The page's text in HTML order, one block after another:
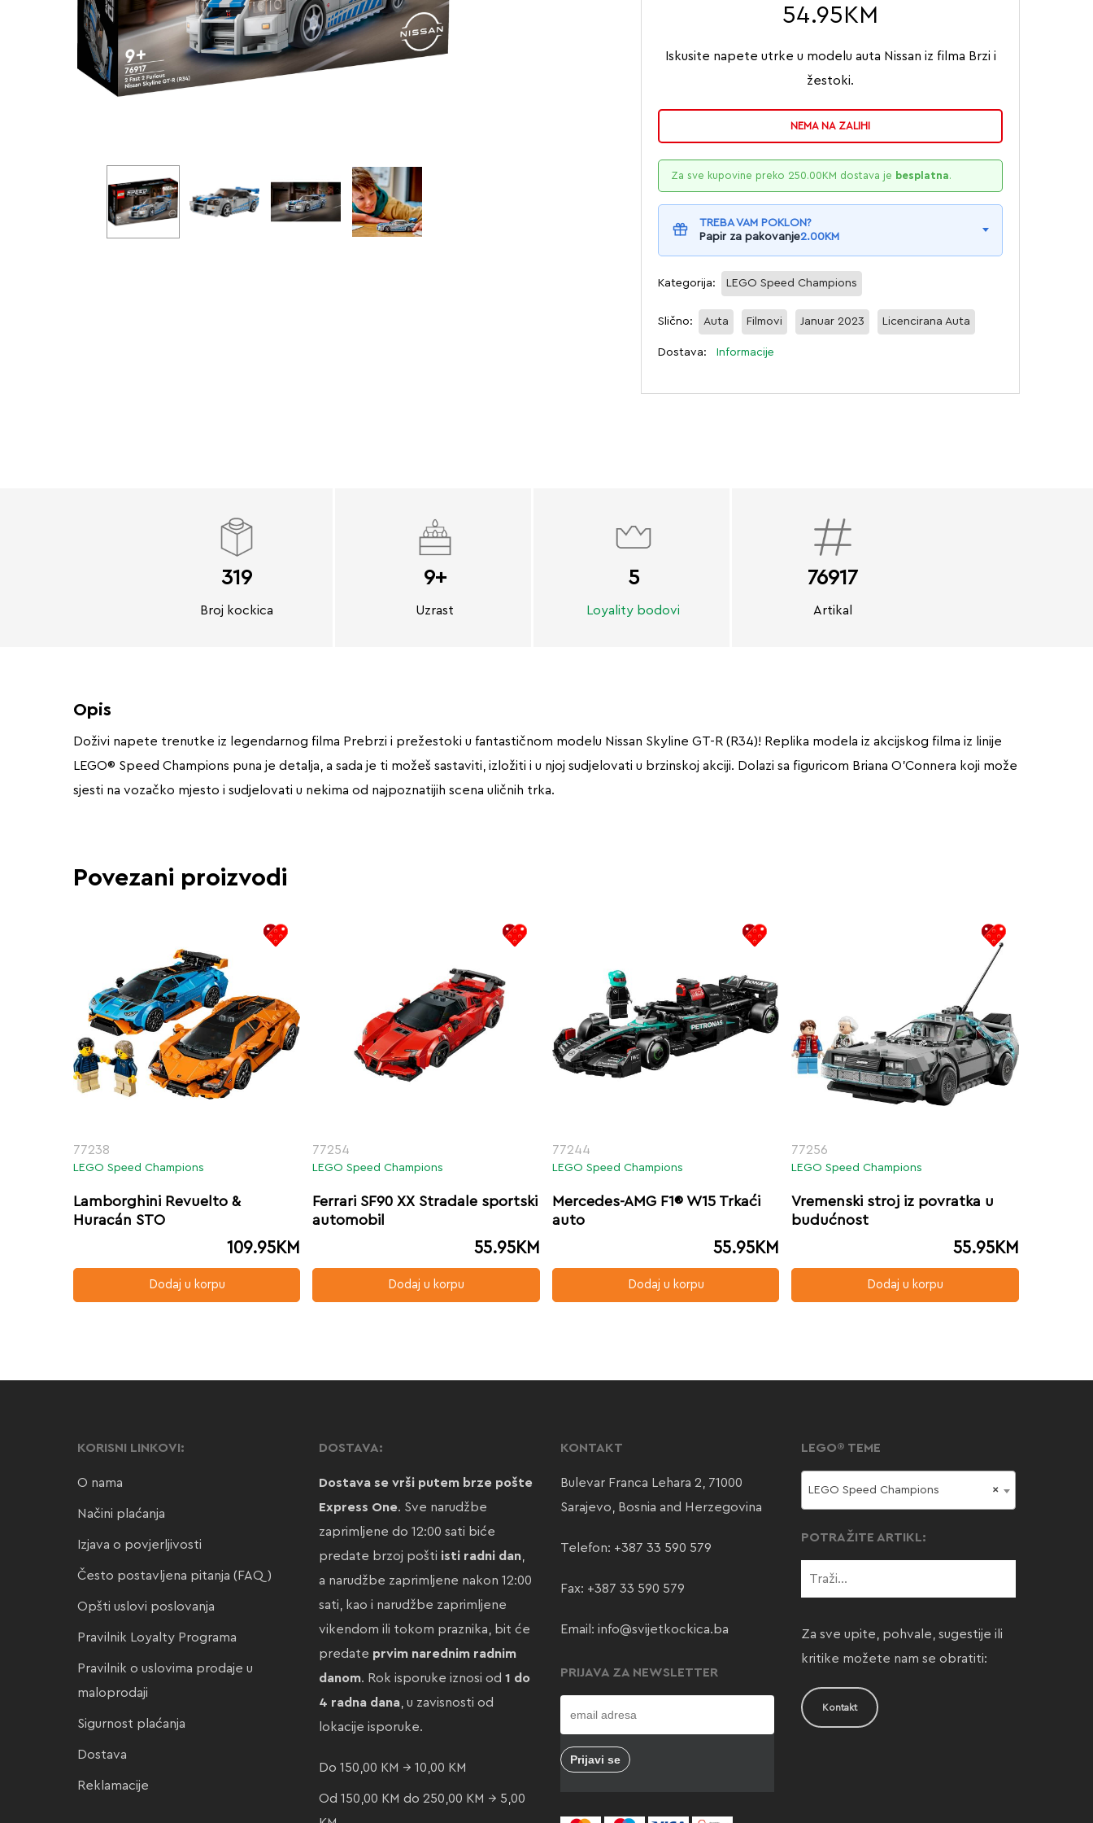
54.95 KM
Iskusite napete utrke u modelu auta Nissan iz filma Brzi i
žestoki.
NEMA NA ZALIHI
Za sve kupovine preko 250.00KM dostava je besplatna.
TREBA VAM POKLON?
Papir za pakovanje2.00KM
Kategorija: LEGO Speed Champions
Slično: Auta Filmovi Januar 2023 Licencirana Auta
Dostava: Informacije
319
Broj kockica
9+
Uzrast
5
Loyality bodovi
76917
Artikal
Opis
Doživi napete trenutke iz legendarnog filma Prebrzi i prežestoki u fantastičnom modelu Nissan Skyline GT-R (R34)! Replika modela iz akcijskog filma iz linije
LEGO® Speed Champions puna je detalja, a sada je ti možeš sastaviti, izložiti i u njoj sudjelovati u brzinskoj akciji. Dolazi sa figuricom Briana O’Connera koji može
sjesti na vozačko mjesto i sudjelovati u nekima od najpoznatijih scena uličnih trka.
Povezani proizvodi
77238
LEGO Speed Champions
Lamborghini Revuelto &
Huracán STO
109.95KM
Dodaj u korpu
77254
LEGO Speed Champions
Ferrari SF90 XX Stradale sportski
automobil
55.95KM
Dodaj u korpu
77244
LEGO Speed Champions
Mercedes-AMG F1® W15 Trkaći
auto
55.95KM
Dodaj u korpu
77256
LEGO Speed Champions
Vremenski stroj iz povratka u
budućnost
55.95KM
Dodaj u korpu
KORISNI LINKOVI:
O nama
Načini plaćanja
Izjava o povjerljivosti
Često postavljena pitanja (FAQ)
Opšti uslovi poslovanja
Pravilnik Loyalty Programa
Pravilnik o uslovima prodaje u
maloprodaji
Sigurnost plaćanja
Dostava
Reklamacije
DOSTAVA:
Dostava se vrši putem brze pošte
Express One. Sve narudžbe
zaprimljene do 12:00 sati biće
predate brzoj pošti isti radni dan,
a narudžbe zaprimljene nakon 12:00
sati, kao i narudžbe zaprimljene
vikendom ili tokom praznika, bit će
predate prvim narednim radnim
danom. Rok isporuke iznosi od 1 do
4 radna dana, u zavisnosti od
lokacije isporuke.
Do 150,00 KM → 10,00 KM
Od 150,00 KM do 250,00 KM → 5,00
KONTAKT
Bulevar Franca Lehara 2, 71000
Sarajevo, Bosnia and Herzegovina
Telefon: +387 33 590 579
Fax: +387 33 590 579
Email: info@svijetkockica.ba
PRIJAVA ZA NEWSLETTER
LEGO® TEME
×
LEGO Speed Champions
POTRAŽITE ARTIKL:
Za sve upite, pohvale, sugestije ili
kritike možete nam se obratiti:
Kontakt